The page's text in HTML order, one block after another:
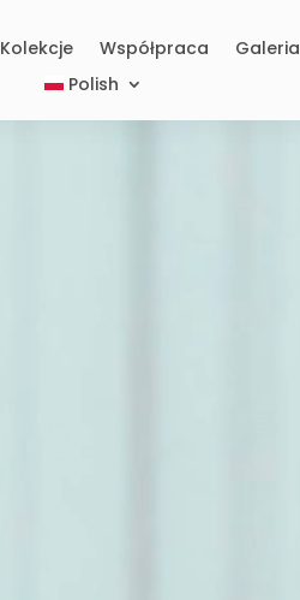
Kolekcje Współpraca Galeria
Polish